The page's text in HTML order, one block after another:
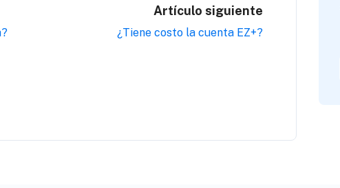
Artículo siguiente
¿Tiene costo la cuenta EZ+?